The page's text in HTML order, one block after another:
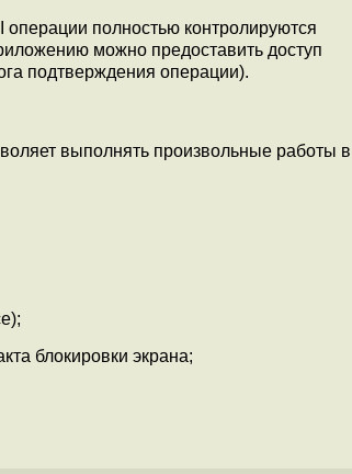
полностью контролируются
можно предоставить доступ
подтверждения операции).
выполнять произвольные работы в
блокировки экрана;